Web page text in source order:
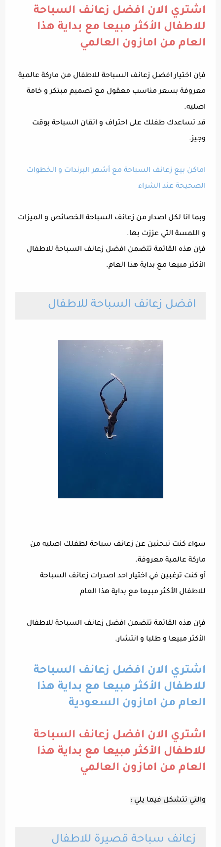
اشتري الان افضل زعانف السباحة
للاطفال الأكثر مبيعا مع بداية هذا
العام من امازون العالمي
فإن اختيار افضل زعانف السباحة للاطفال من ماركة عالمية
معروفة بسعر مناسب معقول مع تصميم مبتكر و خامة
اصليه.
قد تساعدك طفلك على احتراف و اتقان السباحة بوقت
وجيز.
اماكن بيع زعانف السباحة مع أشهر البرندات و الخطوات
الصحيحة عند الشراء
وبما انا لكل اصدار من زعانف السباحة الخصائص و الميزات
و اللمسة التي عززت بها.
فإن هذه القائمة تتضمن افضل زعانف السباحة للاطفال
الأكثر مبيعا مع بداية هذا العام.
افضل زعانف السباحة للاطفال
سواء كنت تبحثين عن زعانف سباحة لطفلك اصليه من
ماركة عالمية معروفة.
أو كنت ترغبين في اختيار احد اصدرات زعانف السباحة
للاطفال الأكثر مبيعا مع بداية هذا العام
فإن هذه القائمة تتضمن افضل زعانف السباحة للاطفال
الأكثر مبيعا و طلبا و انتشار.
اشتري الان افضل زعانف السباحة
للاطفال الأكثر مبيعا مع بداية هذا
العام من امازون السعودية
اشتري الان افضل زعانف السباحة
للاطفال الأكثر مبيعا مع بداية هذا
العام من امازون العالمي
والتي تتشكل فيما يلي :
زعانف سباحة قصيرة للاطفال